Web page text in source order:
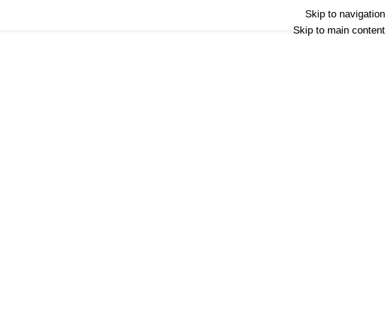
Skip to navigation
Skip to main content